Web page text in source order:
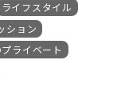
ライフスタイル
ション
ライベート